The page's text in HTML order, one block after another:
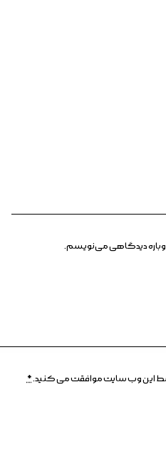
دوباره دیدگاهی می‌نویسم.
توسط این وب سایت موافقت می کنید.*